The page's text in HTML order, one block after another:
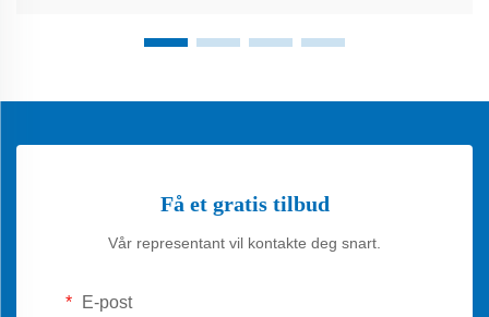
Få et gratis tilbud
Vår representant vil kontakte deg snart.
E-post